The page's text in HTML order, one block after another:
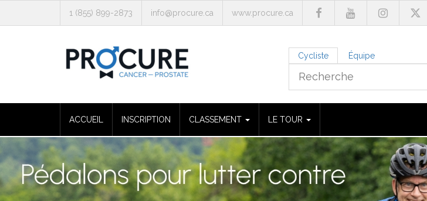
1 (855) 899-2873 info@procure.ca www.procure.ca
Cycliste Équipe
ACCUEIL INSCRIPTION CLASSEMENT LE TOUR